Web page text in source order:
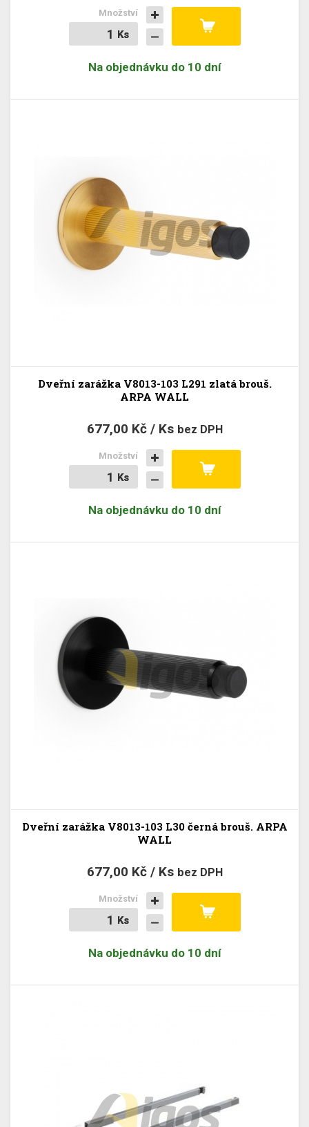
Ks
Ks
Množství
Na objednávku do 10 dní
Dveřní zarážka V8013-103 L291 zlatá brouš.
ARPA WALL
677,00 Kč / Ks bez DPH
Ks
Ks
Množství
Na objednávku do 10 dní
Dveřní zarážka V8013-103 L30 černá brouš. ARPA
WALL
677,00 Kč / Ks bez DPH
Ks
Ks
Množství
Na objednávku do 10 dní